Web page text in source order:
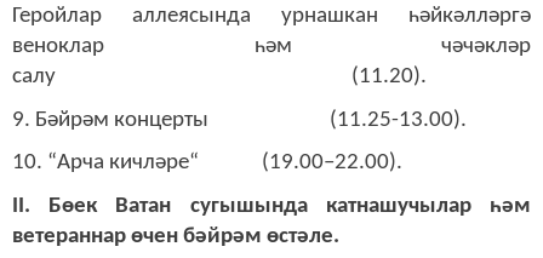
Геройлар аллеясында урнашкан һәйкәлләргә
веноклар һәм чәчәкләр
салу (11.20).
9. Бәйрәм концерты (11.25-13.00).
10. “Арча кичләре“ (19.00–22.00).
II. Бөек Ватан сугышында катнашучылар һәм
ветераннар өчен бәйрәм өстәле.